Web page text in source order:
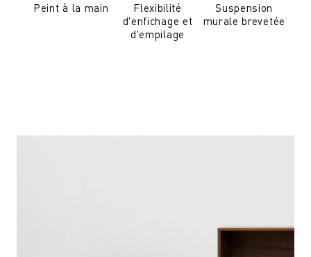
Peint à la main
Flexibilité
d'enfichage et
d'empilage
Suspension
murale brevetée